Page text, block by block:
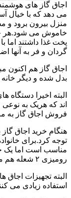
اجاق گاز های
می دهد که با خیال
منزل بیرون برود و
خاموش می شود.هر
پخت غذا داشتند اما
گردان و فر به آنها
اجاق گاز هم اکنون
بدل شده و دیگر
البته اخیرا دستگاه
اند که هریک به نوعی
فروش اجاق گاز به
هنگام خرید اجاق گاز
رومیزی ۲ شعله هم می تواند امورات خود را بگذراند.
البته تجهیزات اجاق
استفاده زیادی می